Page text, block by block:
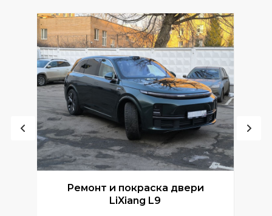
Ремонт и покраска двери
LiXiang L9